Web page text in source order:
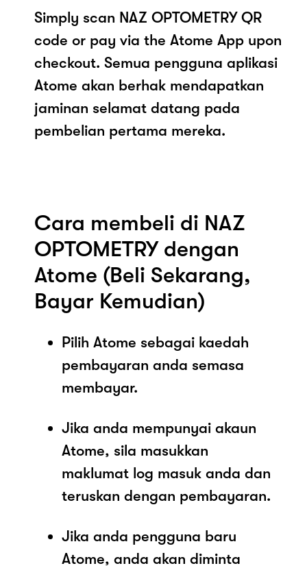
Simply scan NAZ OPTOMETRY QR
code or pay via the Atome App upon
checkout. Semua pengguna aplikasi
Atome akan berhak mendapatkan
jaminan selamat datang pada
pembelian pertama mereka.
Cara membeli di NAZ
OPTOMETRY dengan
Atome (Beli Sekarang,
Bayar Kemudian)
Pilih Atome sebagai kaedah
pembayaran anda semasa
membayar.
Jika anda mempunyai akaun
Atome, sila masukkan
maklumat log masuk anda dan
teruskan dengan pembayaran.
Jika anda pengguna baru
Atome, anda akan diminta